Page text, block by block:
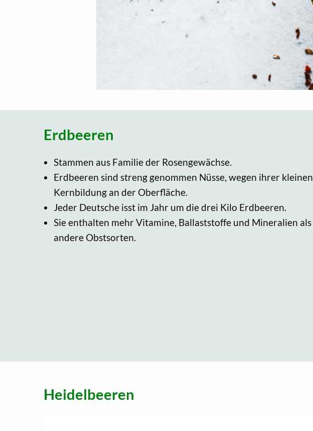
Erdbeeren
Stammen aus Familie der Rosengewächse.
Erdbeeren sind streng genommen Nüsse, wegen ihrer kleinen
Kernbildung an der Oberfläche.
Jeder Deutsche isst im Jahr um die drei Kilo Erdbeeren.
Sie enthalten mehr Vitamine, Ballaststoffe und Mineralien als
andere Obstsorten.
Heidelbeeren